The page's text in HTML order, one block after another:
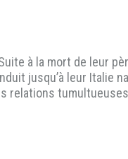
à la mort de leur
jusqu’à leur Italie
relations